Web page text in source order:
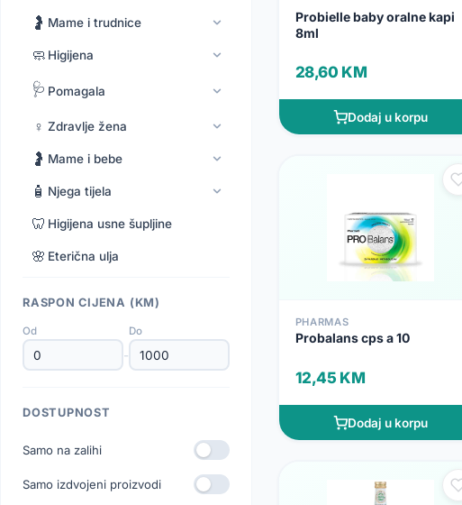
🤰 Mame i trudnice
🧼 Higijena
🩺 Pomagala
♀️ Zdravlje žena
🤰 Mame i bebe
🧴 Njega tijela
🦷 Higijena usne šupljine
🌸 Eterična ulja
RASPON CIJENA (KM)
Od
-
Do
DOSTUPNOST
Samo na zalihi
Samo izdvojeni proizvodi
Probielle baby oralne kapi
8ml
28,60 KM
Dodaj u korpu
PHARMAS
Probalans cps a 10
12,45 KM
Dodaj u korpu